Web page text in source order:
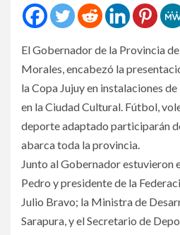
El Gobernador de la Provincia
Morales, encabezó la
la Copa Jujuy en instalaciones
en la Ciudad Cultural. Fútbol,
deporte adaptado participarán
abarca toda la provincia.
Junto al Gobernador estuvieron
Pedro y presidente de la
Julio Bravo; la Ministra de
Sarapura, y el Secretario de